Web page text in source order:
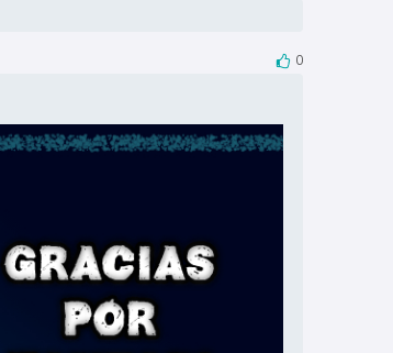
0